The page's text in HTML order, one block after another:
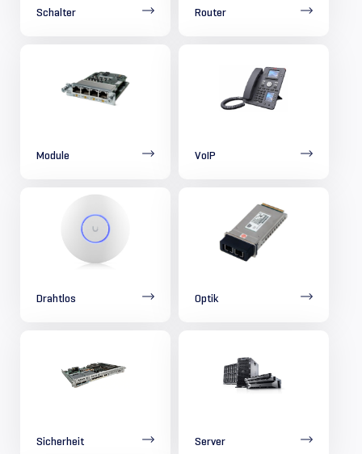
Schalter Router
Module VoIP
Drahtlos Optik
Sicherheit Server